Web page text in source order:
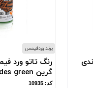
برند وردفیمس
رنگ تاتو ورد
گرین Everglades green
کد: 10935